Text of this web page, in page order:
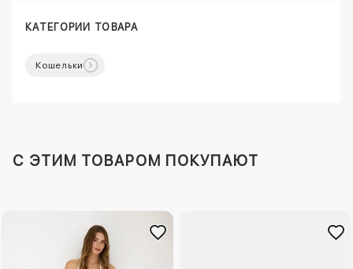
КАТЕГОРИИ ТОВАРА
Кошельки
C ЭТИМ ТОВАРОМ ПОКУПАЮТ